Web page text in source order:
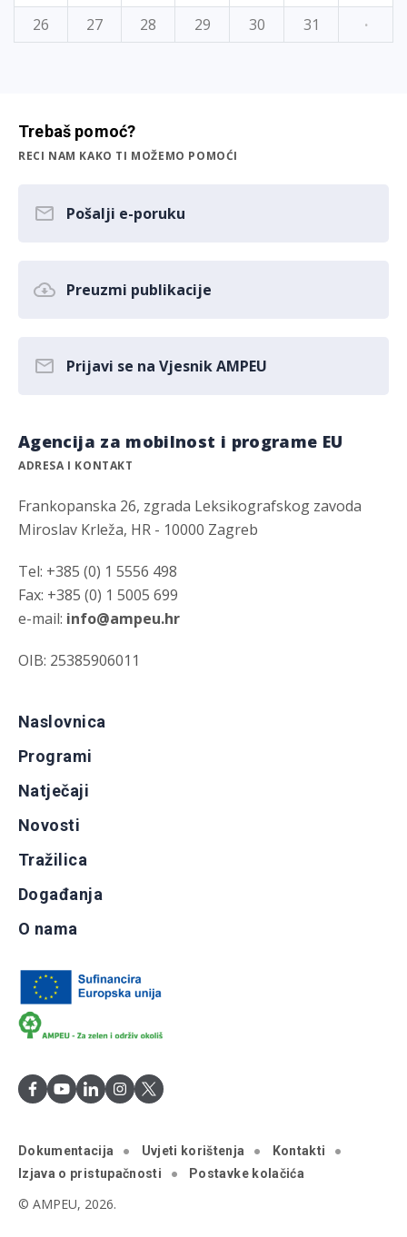
26
27 28 29 30 31 ·
Trebaš pomoć?
RECI NAM KAKO TI MOŽEMO POMOĆI
Pošalji e-poruku
Preuzmi publikacije
Prijavi se na Vjesnik AMPEU
Agencija za mobilnost i programe EU
ADRESA I KONTAKT
Frankopanska 26, zgrada Leksikografskog zavoda
Miroslav Krleža, HR - 10000 Zagreb
Tel: +385 (0) 1 5556 498
Fax: +385 (0) 1 5005 699
e-mail: info@ampeu.hr
OIB: 25385906011
Naslovnica
Programi
Natječaji
Novosti
Tražilica
Događanja
O nama
Dokumentacija Uvjeti korištenja
Kontakti
Izjava o pristupačnosti
Postavke kolačića
© AMPEU, 2026.